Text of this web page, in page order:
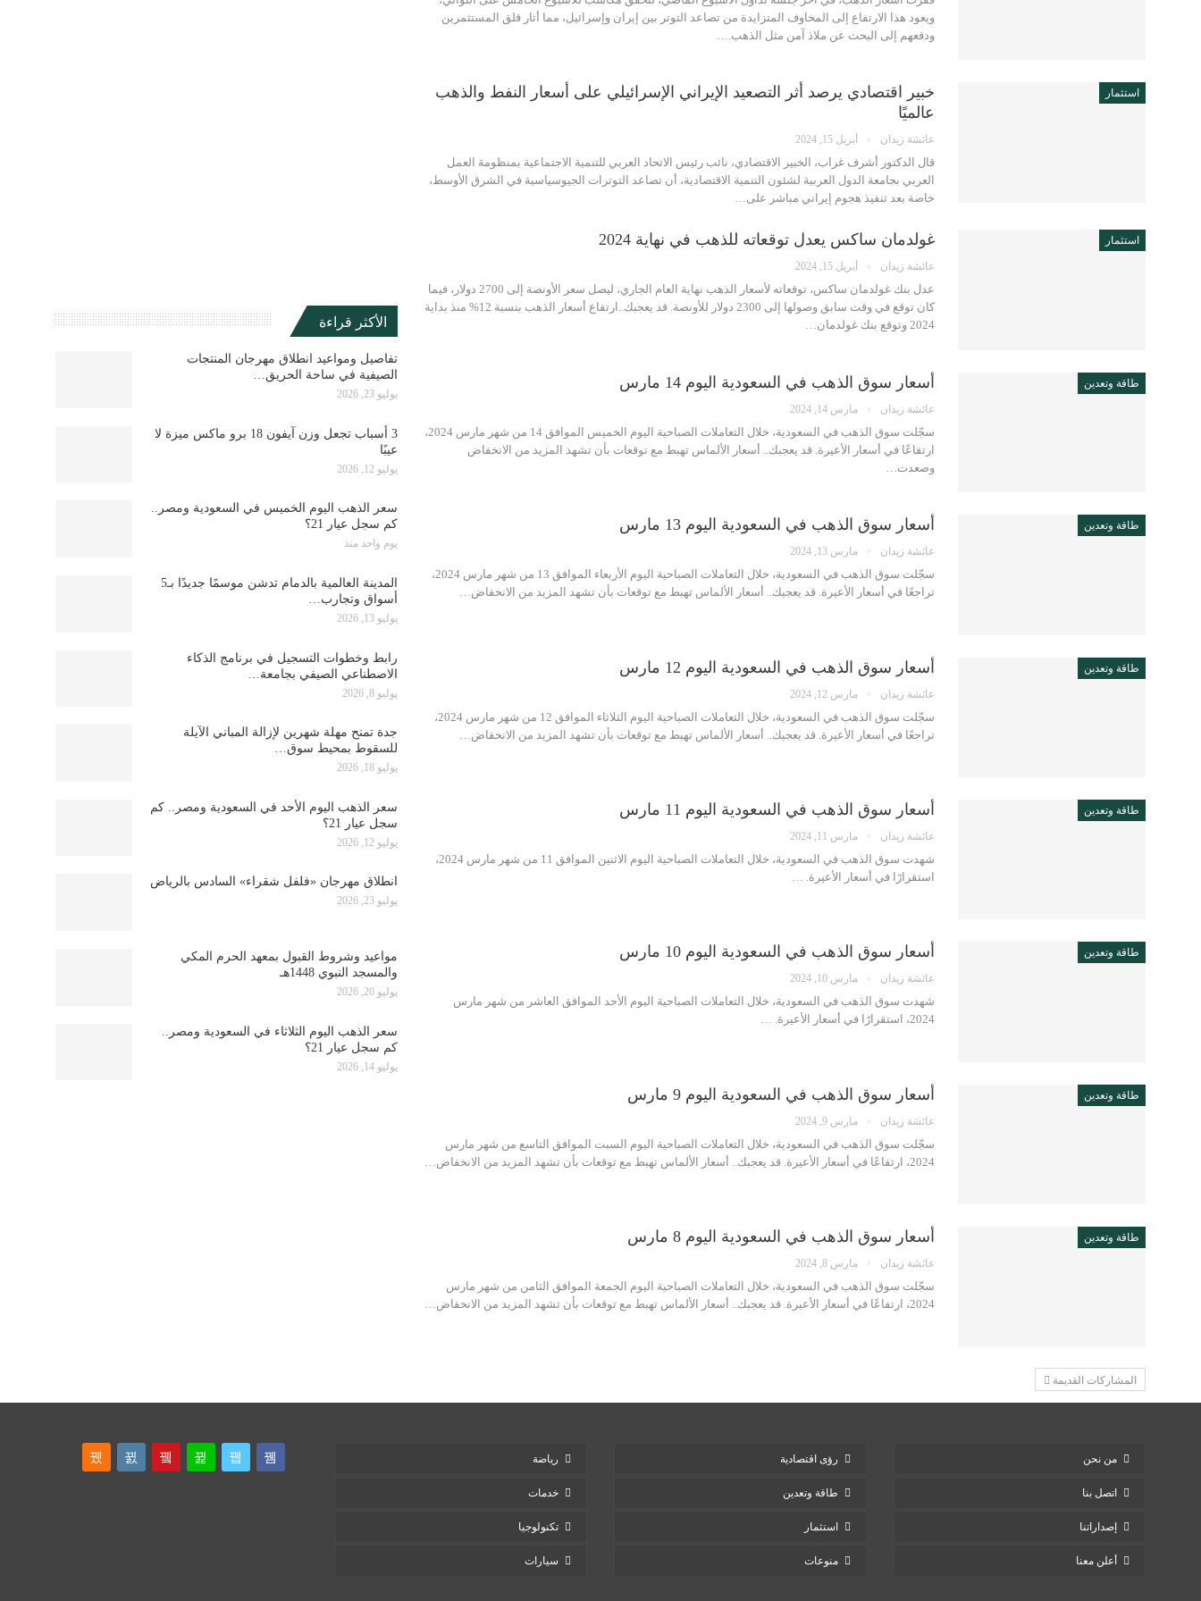
ويعود هذا الارتفاع إلى المخاوف المتزايدة من تصاعد التوتر بين إيران وإسرائيل، مما أثار قلق المستثمرين
ودفعهم إلى البحث عن ملاذ آمن مثل الذهب.…
استثمار
خبير اقتصادي يرصد أثر التصعيد الإيراني الإسرائيلي على أسعار النفط والذهب
عالميًا
عائشة زيدان أبريل 15, 2024
قال الدكتور أشرف غراب، الخبير الاقتصادي، نائب رئيس الاتحاد العربي للتنمية الاجتماعية بمنظومة العمل
العربي بجامعة الدول العربية لشئون التنمية الاقتصادية، أن تصاعد التوترات الجيوسياسية في الشرق الأوسط،
خاصة بعد تنفيذ هجوم إيراني مباشر على…
استثمار غولدمان ساكس يعدل توقعاته للذهب في نهاية 2024
عائشة زيدان أبريل 15, 2024
عدل بنك غولدمان ساكس، توقعاته لأسعار الذهب نهاية العام الجاري، ليصل سعر الأونصة إلى 2700 دولار، فيما
كان توقع في وقت سابق وصولها إلى 2300 دولار للأونصة. قد يعجبك..ارتفاع أسعار الذهب بنسبة 12% منذ بداية
2024 وتوقع بنك غولدمان…
طاقة وتعدين أسعار سوق الذهب في السعودية اليوم 14 مارس
عائشة زيدان مارس 14, 2024
سجّلت سوق الذهب في السعودية، خلال التعاملات الصباحية اليوم الخميس الموافق 14 من شهر مارس 2024،
ارتفاعًا في أسعار الأعيرة. قد يعجبك.. أسعار الألماس تهبط مع توقعات بأن تشهد المزيد من الانخفاض
وصعدت…
طاقة وتعدين أسعار سوق الذهب في السعودية اليوم 13 مارس
عائشة زيدان مارس 13, 2024
سجّلت سوق الذهب في السعودية، خلال التعاملات الصباحية اليوم الأربعاء الموافق 13 من شهر مارس 2024،
تراجعًا في أسعار الأعيرة. قد يعجبك.. أسعار الألماس تهبط مع توقعات بأن تشهد المزيد من الانخفاض…
طاقة وتعدين أسعار سوق الذهب في السعودية اليوم 12 مارس
عائشة زيدان مارس 12, 2024
سجّلت سوق الذهب في السعودية، خلال التعاملات الصباحية اليوم الثلاثاء الموافق 12 من شهر مارس 2024،
تراجعًا في أسعار الأعيرة. قد يعجبك.. أسعار الألماس تهبط مع توقعات بأن تشهد المزيد من الانخفاض…
طاقة وتعدين أسعار سوق الذهب في السعودية اليوم 11 مارس
عائشة زيدان مارس 11, 2024
شهدت سوق الذهب في السعودية، خلال التعاملات الصباحية اليوم الاثنين الموافق 11 من شهر مارس 2024،
استقرارًا في أسعار الأعيرة. …
طاقة وتعدين أسعار سوق الذهب في السعودية اليوم 10 مارس
عائشة زيدان مارس 10, 2024
شهدت سوق الذهب في السعودية، خلال التعاملات الصباحية اليوم الأحد الموافق العاشر من شهر مارس
2024، استقرارًا في أسعار الأعيرة. …
طاقة وتعدين أسعار سوق الذهب في السعودية اليوم 9 مارس
عائشة زيدان مارس 9, 2024
سجّلت سوق الذهب في السعودية، خلال التعاملات الصباحية اليوم السبت الموافق التاسع من شهر مارس
2024، ارتفاعًا في أسعار الأعيرة. قد يعجبك.. أسعار الألماس تهبط مع توقعات بأن تشهد المزيد من الانخفاض…
طاقة وتعدين أسعار سوق الذهب في السعودية اليوم 8 مارس
عائشة زيدان مارس 8, 2024
سجّلت سوق الذهب في السعودية، خلال التعاملات الصباحية اليوم الجمعة الموافق الثامن من شهر مارس
2024، ارتفاعًا في أسعار الأعيرة. قد يعجبك.. أسعار الألماس تهبط مع توقعات بأن تشهد المزيد من الانخفاض…
المشاركات القديمة
الأكثر قراءة
تفاصيل ومواعيد انطلاق مهرجان المنتجات
الصيفية في ساحة الحريق…
يوليو 23, 2026
3 أسباب تجعل وزن آيفون 18 برو ماكس ميزة لا
عيبًا
يوليو 12, 2026
سعر الذهب اليوم الخميس في السعودية ومصر..
كم سجل عيار 21؟
يوم واحد منذ
المدينة العالمية بالدمام تدشن موسمًا جديدًا بـ5
أسواق وتجارب…
يوليو 13, 2026
رابط وخطوات التسجيل في برنامج الذكاء
الاصطناعي الصيفي بجامعة…
يوليو 8, 2026
جدة تمنح مهلة شهرين لإزالة المباني الآيلة
للسقوط بمحيط سوق…
يوليو 18, 2026
سعر الذهب اليوم الأحد في السعودية ومصر.. كم
سجل عيار 21؟
يوليو 12, 2026
انطلاق مهرجان «فلفل شقراء» السادس بالرياض
يوليو 23, 2026
مواعيد وشروط القبول بمعهد الحرم المكي
والمسجد النبوي 1448هـ
يوليو 20, 2026
سعر الذهب اليوم الثلاثاء في السعودية ومصر..
كم سجل عيار 21؟
يوليو 14, 2026
من نحن
اتصل بنا
إصداراتنا
أعلن معنا
رؤى اقتصادية
طاقة وتعدين
استثمار
منوعات
رياضة
خدمات
تكنولوجيا
سيارات